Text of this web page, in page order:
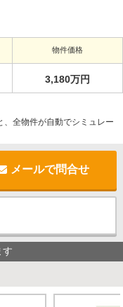
物件価格
3,180万円
全物件が自動でシミュレー
メールで問合せ
す